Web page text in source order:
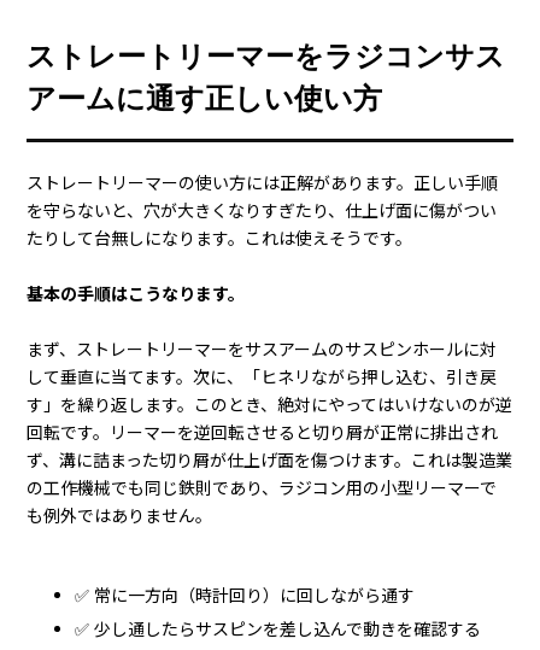
ストレートリーマーをラジコンサス
アームに通す正しい使い方
ストレートリーマーの使い方には正解があります。正しい手順
を守らないと、穴が大きくなりすぎたり、仕上げ面に傷がつい
たりして台無しになります。これは使えそうです。
基本の手順はこうなります。
まず、ストレートリーマーをサスアームのサスピンホールに対
して垂直に当てます。次に、「ヒネリながら押し込む、引き戻
す」を繰り返します。このとき、絶対にやってはいけないのが逆
回転です。リーマーを逆回転させると切り屑が正常に排出され
ず、溝に詰まった切り屑が仕上げ面を傷つけます。これは製造業
の工作機械でも同じ鉄則であり、ラジコン用の小型リーマーで
も例外ではありません。
✅ 常に一方向（時計回り）に回しながら通す
✅ 少し通したらサスピンを差し込んで動きを確認する